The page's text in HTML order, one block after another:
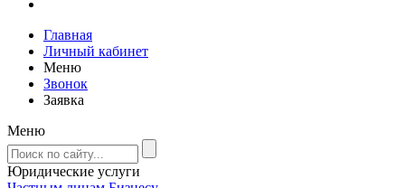
Главная
Личный кабинет
Меню
Звонок
Заявка
Меню
Юридические услуги